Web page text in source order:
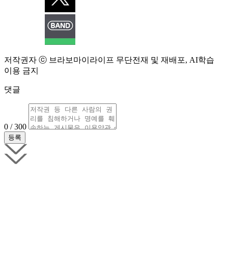
저작권자 ⓒ 브라보마이라이프 무단전재 및 재배포, AI학습
이용 금지
댓글
0 / 300